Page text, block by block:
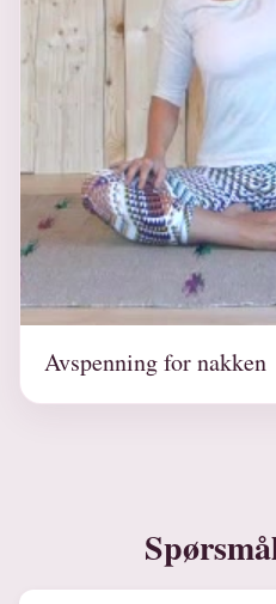
Avspenning for nakken